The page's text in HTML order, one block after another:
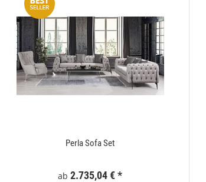
Perla Sofa Set
ab 2.735,04 €*